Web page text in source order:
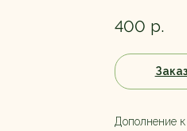
400 р.
Дополнение